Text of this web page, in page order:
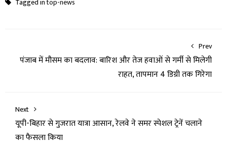
Tagged intop-news
Prev
पंजाब में मौसम का बदलाव: बारिश और तेज हवाओं से गर्मी से मिलेगी
राहत, तापमान 4 डिग्री तक गिरेगा
Next
यूपी-बिहार से गुजरात यात्रा आसान, रेलवे ने समर स्पेशल ट्रेनें चलाने
का फैसला किया